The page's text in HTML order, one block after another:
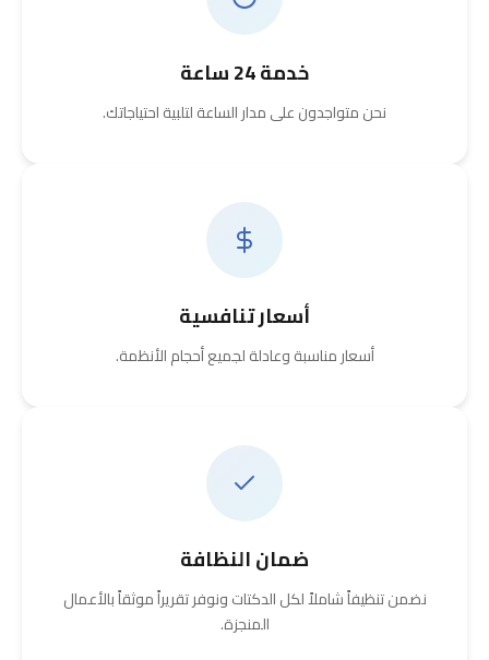
خدمة 24 ساعة
نحن متواجدون على مدار الساعة لتلبية احتياجاتك.
أسعار تنافسية
أسعار مناسبة وعادلة لجميع أحجام الأنظمة.
ضمان النظافة
نضمن تنظيفاً شاملاً لكل الدكتات ونوفر تقريراً موثقاً بالأعمال
المنجزة.